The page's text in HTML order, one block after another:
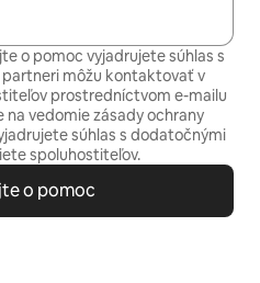
o pomoc vyjadrujete súhlas s
partneri môžu kontaktovať v
prostredníctvom e-mailu
na vedomiezásady ochrany
súhlas s dodatočnými
spoluhostiteľov.
o pomoc